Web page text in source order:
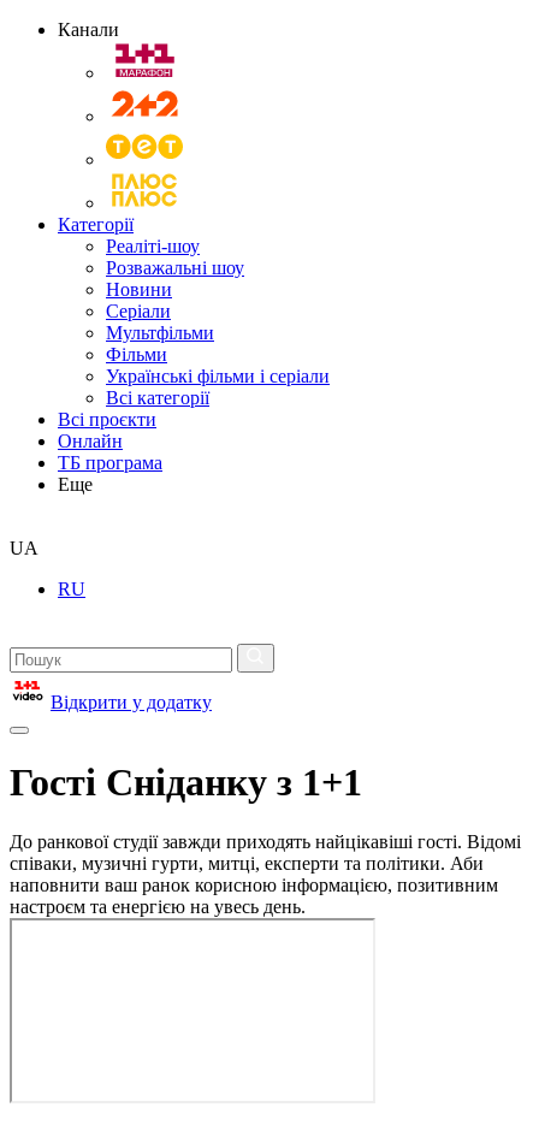
Канали
Категорії
Реаліті-шоу
Розважальні шоу
Новини
Серіали
Мультфільми
Фільми
Українські фільми і серіали
Всі категорії
Всі проєкти
Онлайн
ТБ програма
Еще
UA
RU
Відкрити у додатку
Гості Сніданку з 1+1
До ранкової студії завжди приходять найцікавіші гості. Відомі
співаки, музичні гурти, митці, експерти та політики. Аби
наповнити ваш ранок корисною інформацією, позитивним
настроєм та енергією на увесь день.